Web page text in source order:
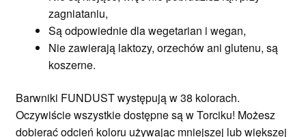
zagniataniu,
Są odpowiednie dla wegetarian i wegan,
Nie zawierają laktozy, orzechów ani glutenu, są
koszerne.
Barwniki FUNDUST występują w 38 kolorach.
Oczywiście wszystkie dostępne są w Torciku! Możesz
dobierać odcień koloru używając mniejszej lub większej